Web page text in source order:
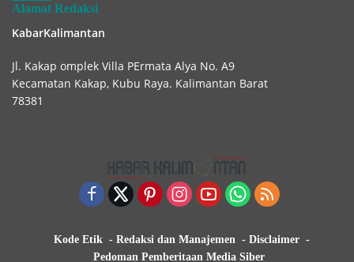
Alamat Redaksi
KabarKalimantan
Jl. Kakap omplek Villa PErmata Alya No. A9
Kecamatan Kakap, Kubu Raya. Kalimantan Barat
78381
Kode Etik Redaksi dan Manajemen
Disclaimer
Pedoman Pemberitaan Media Siber